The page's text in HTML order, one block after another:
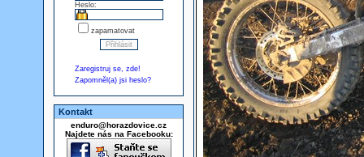
Heslo:
zapamatovat
Zaregistruj se, zde!
Zapomněl(a) jsi heslo?
Kontakt
enduro@horazdovice.cz
Najdete nás na Facebooku: